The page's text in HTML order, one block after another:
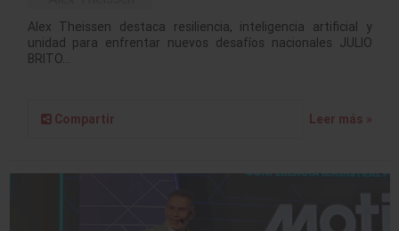
Alex Theissen destaca resiliencia, inteligencia artificial y
unidad para enfrentar nuevos desafíos nacionales JULIO
BRITO…
Compartir Leer más »